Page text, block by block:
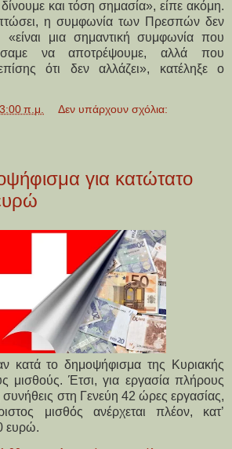
και τόση σημασία», είπε ακόμη.
η συμφωνία των Πρεσπών δεν
«είναι μια σημαντική συμφωνία που
να αποτρέψουμε, αλλά που
ότι δεν αλλάζει», κατέληξε ο
π.μ. Δεν υπάρχουν σχόλια:
για κατώτατο
κατά το δημοψήφισμα της Κυριακής
μισθούς. Έτσι, για εργασία πλήρους
στη Γενεύη 42 ώρες εργασίας,
μισθός ανέρχεται πλέον, κατ’
ευρώ.